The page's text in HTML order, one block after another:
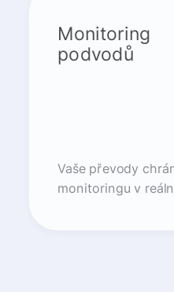
Monitoring
podvodů
Vaše převody
monitoringu v